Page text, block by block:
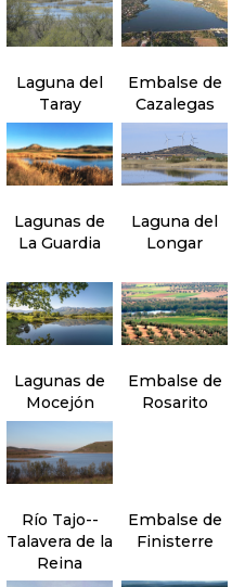
Laguna del
Taray
Embalse de
Cazalegas
Lagunas de
La Guardia
Laguna del
Longar
Lagunas de
Mocejón
Embalse de
Rosarito
Río Tajo--
Talavera de la
Reina
Embalse de
Finisterre